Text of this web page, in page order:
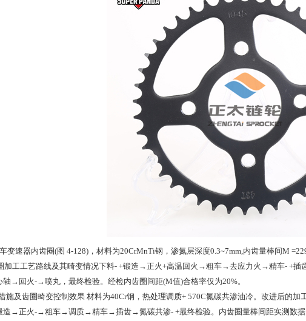
变速器内齿圈(图 4-128)，材料为20CrMnTi钢，渗氮层深度0.3~7mm,内齿量棒间M
加工工艺路线及其畸变情况下料- +锻造→正火+高温回火→粗车→去应力火→精车- +插
轴→回火-→喷丸，最终检验。经检内齿圈间距(M值)合格率仅为20%。
施及齿圈畸变控制效果 材料为40Cr钢，热处理调质+ 570C氮碳共渗油冷。改进后的加
→正火-→粗车→调质→精车→插齿→氮碳共渗- +最终检验。内齿圈量棒间距实测数据